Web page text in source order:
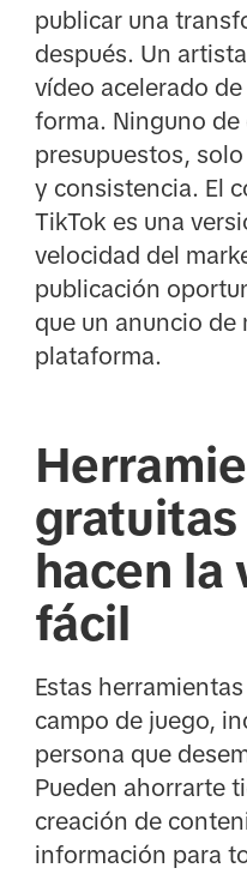
publicar una
después. Un
vídeo acelerado
forma. Ninguno de
presupuestos,
y consistencia. El
TikTok es una
velocidad del
publicación
que un anuncio de
plataforma.
hacen la
fácil
Estas
campo de juego,
persona que
Pueden ahorrarte
creación de
información para